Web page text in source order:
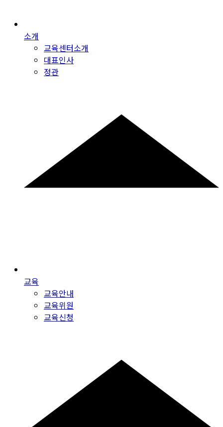
소개
교육센터소개
대표인사
정관
교육
교육안내
교육위원
교육신청